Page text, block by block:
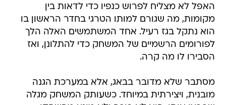
האפל לא מצליח לפרוש כנפיו כדי לדאות בין
מקומות, מה שגורם למותו הטרגי בחדר הראשון בו
הוא נתקל בגז רעיל. אחד המשתמשים האלה הלך
לפורומים הרשמיים של המשחק כדי להתלונן, ואז
הסבירו לו מה קרה.
מסתבר שלא מדובר בבאג, אלא במערכת הגנה
מובנית, ויצירתית במיוחד. כשעותק המשחק מגלה